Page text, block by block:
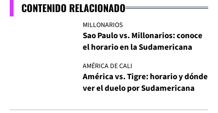
CONTENIDO RELACIONADO
MILLONARIOS
Sao Paulo vs. Millonarios: conoce
el horario en la Sudamericana
AMÉRICA DE CALI
América vs. Tigre: horario y dónde
ver el duelo por Sudamericana